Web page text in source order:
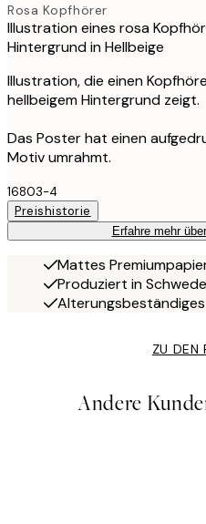
Rosa Kopfhörer
Illustration eines rosa
Hintergrund in Hellbeige
Illustration, die einen
hellbeigem Hintergrund zeigt.
Das Poster hat einen
Motiv umrahmt.
16803-4
Preishistorie
Erfahre mehr
Mattes
Produziert in
ZU DEN
Andere